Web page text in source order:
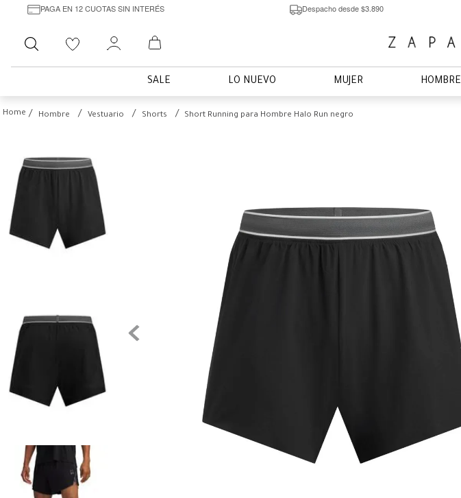
PAGA EN 12 CUOTAS SIN INTERÉS Despacho desde $3.890
Buscar
SALE LO NUEVO MUJER HOMBRE
Hombre Vestuario Shorts Short Running para Hombre Halo Run negro